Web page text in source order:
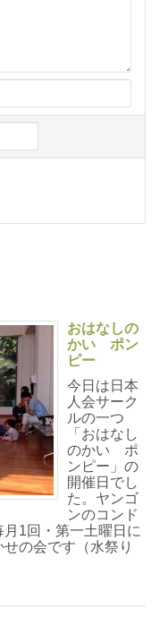
おはなしの
かい ポン
ピー
今日は日本
人会サーク
ルの一つ
「おはなし
のかい ポ
ンピー」の
開催日でし
た。ヤンゴ
ンのコンド
1回・第一土曜日に
の会です（水祭り